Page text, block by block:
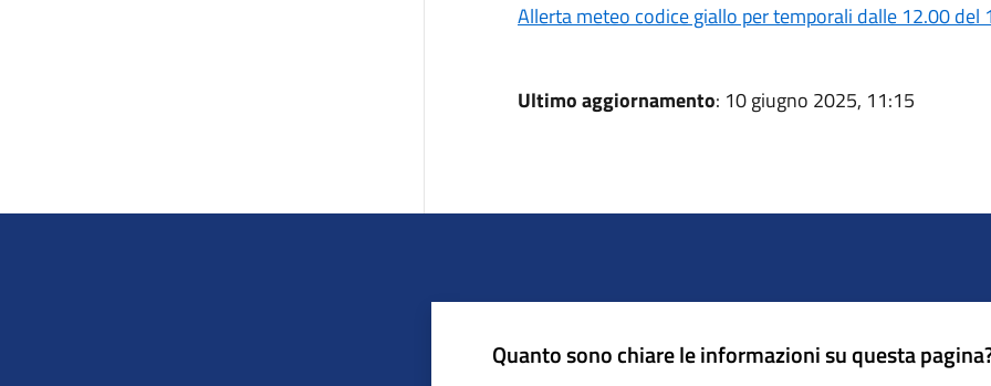
Allerta meteo codice giallo per temporali dalle 12.00
Ultimo aggiornamento: 10 giugno 2025, 11:15
Quanto sono chiare le informazioni su questa